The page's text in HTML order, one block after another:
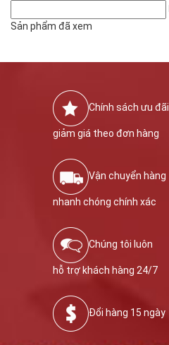
Sản phẩm đã xem
Chính sách ưu đãi
giảm giá theo đơn hàng
Vận chuyển hàng
nhanh chóng chính xác
Chúng tôi luôn
hỗ trợ khách hàng 24/7
Đổi hàng 15 ngày